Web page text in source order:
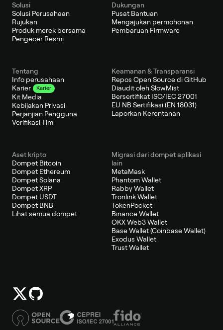
Solusi
Solusi Perusahaan
Rujukan
Produk merek bersama
Pengecer Resmi
Dukungan
Pusat Bantuan
Mengajukan permohonan
Pembaruan Firmware
Tentang
Info perusahaan
Karier
Karier
Kit Media
Kebijakan Privasi
Perjanjian Pengguna
Verifikasi Tim
Keamanan & Transparansi
Repos Open Source di GitHub
Diaudit oleh SlowMist
Bersertifikat ISO/IEC 27001
EU NB Sertifikasi (EN 18031)
Laporkan Kerentanan
Aset kripto
Dompet Bitcoin
Dompet Ethereum
Dompet Solana
Dompet XRP
Dompet USDT
Dompet BNB
Lihat semua dompet
Migrasi dari dompet aplikasi
lain
MetaMask
Phantom Wallet
Rabby Wallet
Tronlink Wallet
TokenPocket
Binance Wallet
OKX Web3 Wallet
Base Wallet (Coinbase Wallet)
Exodus Wallet
Trust Wallet